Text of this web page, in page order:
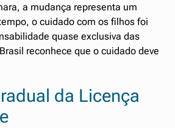
a mudança representa um
o cuidado com os filhos foi
quase exclusiva das
reconhece que o cuidado deve
da Licença